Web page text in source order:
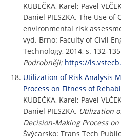
KUBEČKA, Karel; Pavel
Daniel PIESZKA. The Use
environmental risk
vyd. Brno: Faculty of Civil
Technology, 2014, s. 132-
Podrobněji: https://
Utilization of Risk Analysis
Process on Fitness of
KUBEČKA, Karel; Pavel
Daniel PIESZKA. Utilization
Decision-Making Process
Švýcarsko: Trans Tech